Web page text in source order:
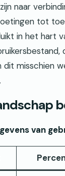
naar
tot
in het hart
dit misschien
van